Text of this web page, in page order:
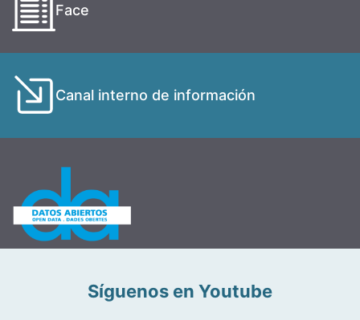
Face
Canal interno de información
Síguenos en Youtube